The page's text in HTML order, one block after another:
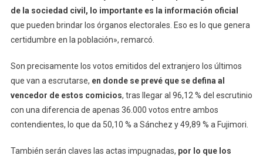
de la sociedad civil, lo importante es la información oficial
que pueden brindar los órganos electorales. Eso es lo que genera
certidumbre en la población», remarcó.
Son precisamente los votos emitidos del extranjero los últimos
que van a escrutarse, en donde se prevé que se defina al
vencedor de estos comicios, tras llegar al 96,12 % del escrutinio
con una diferencia de apenas 36.000 votos entre ambos
contendientes, lo que da 50,10 % a Sánchez y 49,89 % a Fujimori.
También serán claves las actas impugnadas, por lo que los